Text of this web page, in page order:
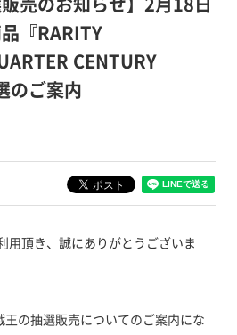
『RARITY
CENTURY
のご案内
用頂き、誠にありがとうございま
の抽選販売についてのご案内にな